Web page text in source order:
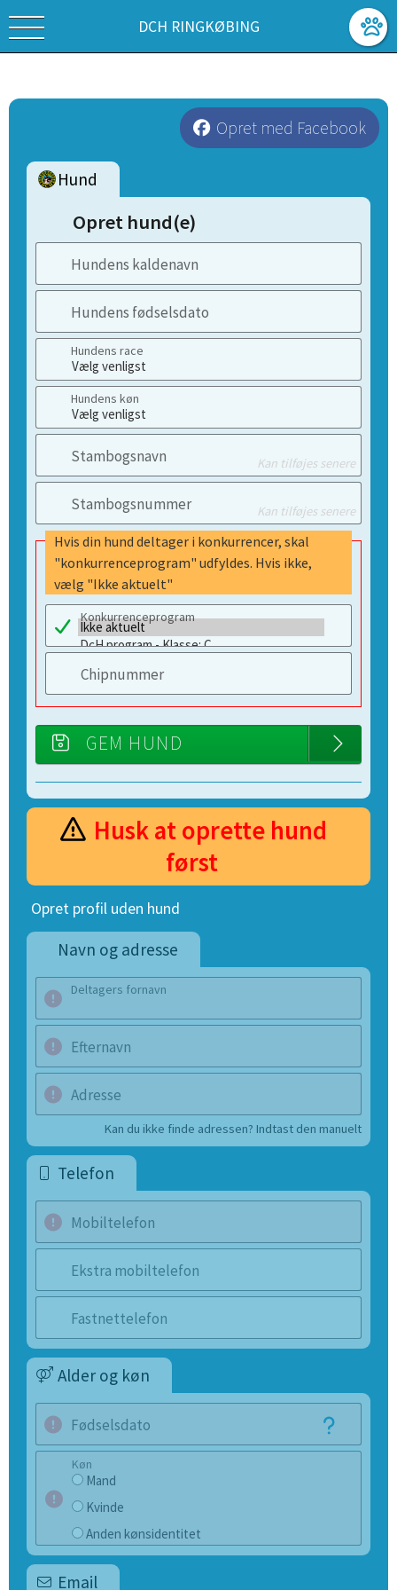
DCH RINGKØBING
Opret med Facebook
Hund
Opret hund(e)
Hundens kaldenavn
Hundens fødselsdato
Hundens race
Hundens køn
Stambogsnavn Kan tilføjes senere
Stambogsnummer Kan tilføjes senere
Hvis din hund deltager i konkurrencer, skal
"konkurrenceprogram" udfyldes. Hvis ikke,
vælg "Ikke aktuelt"
Konkurrenceprogram
Chipnummer
GEM HUND
Husk at oprette hund
først
Opret profil uden hund
Navn og adresse
Deltagers fornavn
Efternavn
Adresse
Kan du ikke finde adressen? Indtast den manuelt
Telefon
Mobiltelefon
Ekstra mobiltelefon
Fastnettelefon
Alder og køn
Fødselsdato
Køn
Mand
Kvinde
Anden kønsidentitet
Email